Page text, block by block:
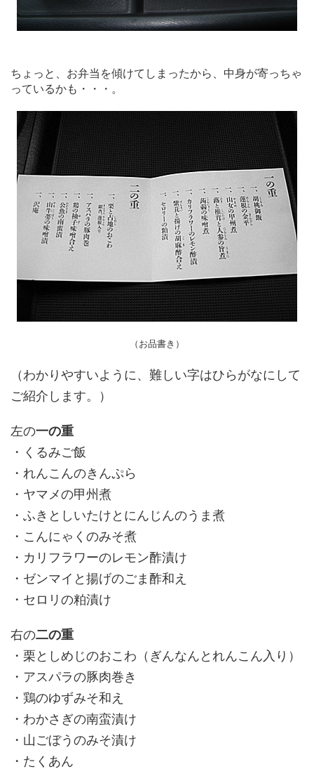
ちょっと、お弁当を傾けてしまったから、中身が寄っちゃ
っているかも・・・。
（お品書き）
（わかりやすいように、難しい字はひらがなにして
ご紹介します。）
左の一の重
・くるみご飯
・れんこんのきんぷら
・ヤマメの甲州煮
・ふきとしいたけとにんじんのうま煮
・こんにゃくのみそ煮
・カリフラワーのレモン酢漬け
・ゼンマイと揚げのごま酢和え
・セロリの粕漬け
右の二の重
・栗としめじのおこわ（ぎんなんとれんこん入り）
・アスパラの豚肉巻き
・鶏のゆずみそ和え
・わかさぎの南蛮漬け
・山ごぼうのみそ漬け
・たくあん